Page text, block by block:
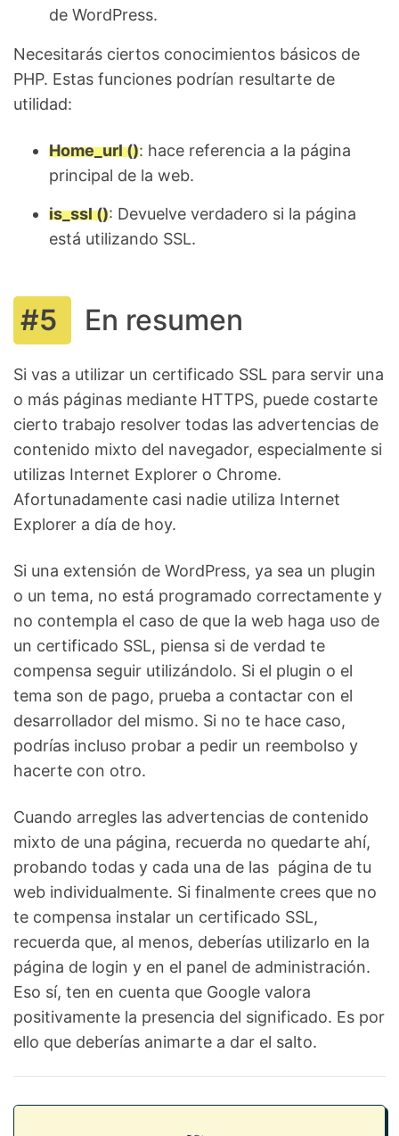
de WordPress.
Necesitarás ciertos conocimientos básicos de
PHP. Estas funciones podrían resultarte de
utilidad:
Home_url (): hace referencia a la página
principal de la web.
is_ssl (): Devuelve verdadero si la página
está utilizando SSL.
En resumen
Si vas a utilizar un certificado SSL para servir una
o más páginas mediante HTTPS, puede costarte
cierto trabajo resolver todas las advertencias de
contenido mixto del navegador, especialmente si
utilizas Internet Explorer o Chrome.
Afortunadamente casi nadie utiliza Internet
Explorer a día de hoy.
Si una extensión de WordPress, ya sea un plugin
o un tema, no está programado correctamente y
no contempla el caso de que la web haga uso de
un certificado SSL, piensa si de verdad te
compensa seguir utilizándolo. Si el plugin o el
tema son de pago, prueba a contactar con el
desarrollador del mismo. Si no te hace caso,
podrías incluso probar a pedir un reembolso y
hacerte con otro.
Cuando arregles las advertencias de contenido
mixto de una página, recuerda no quedarte ahí,
probando todas y cada una de las página de tu
web individualmente. Si finalmente crees que no
te compensa instalar un certificado SSL,
recuerda que, al menos, deberías utilizarlo en la
página de login y en el panel de administración.
Eso sí, ten en cuenta que Google valora
positivamente la presencia del significado. Es por
ello que deberías animarte a dar el salto.